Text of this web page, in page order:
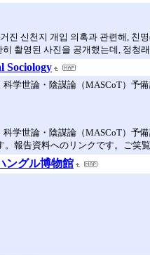
진 신천지 개입 의혹과 관련해, 친
촬영된 사진을 공개했는데, 정청
Sociology
学世論・陰謀論（MASCoT）予
学世論・陰謀論（MASCoT）予
報告資料へのリンクです。ご笑覧
ングル博物館